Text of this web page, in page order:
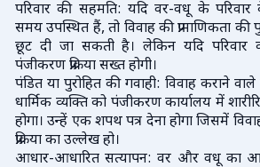
परिवार की सहमति: यदि वर-वधू के
समय उपस्थित हैं, तो विवाह की प्रामाणिकता की
छूट दी जा सकती है। लेकिन यदि परिवार
पंजीकरण प्रक्रिया सख्त होगी।
पंडित या पुरोहित की गवाही: विवाह कराने
धार्मिक व्यक्ति को पंजीकरण कार्यालय में
होगा। उन्हें एक शपथ पत्र देना होगा जिसमें
प्रक्रिया का उल्लेख हो।
आधार-आधारित सत्यापन: वर और वधू का